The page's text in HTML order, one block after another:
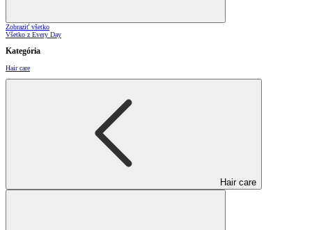
Zobraziť všetko
Všetko z Every Day
Kategória
Hair care
Hair care